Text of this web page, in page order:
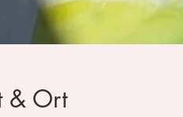
& Ort